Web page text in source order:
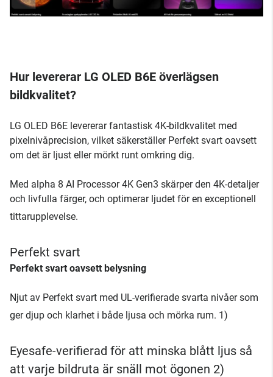
Hur levererar LG OLED B6E överlägsen
bildkvalitet?
LG OLED B6E levererar fantastisk 4K-bildkvalitet med
pixelnivåprecision, vilket säkerställer Perfekt svart oavsett
om det är ljust eller mörkt runt omkring dig.
Med alpha 8 AI Processor 4K Gen3 skärper den 4K-detaljer
och livfulla färger, och optimerar ljudet för en exceptionell
tittarupplevelse.
Perfekt svart
Perfekt svart oavsett belysning
Njut av Perfekt svart med UL-verifierade svarta nivåer som
ger djup och klarhet i både ljusa och mörka rum. 1)
Eyesafe-verifierad för att minska blått ljus så
att varje bildruta är snäll mot ögonen 2)